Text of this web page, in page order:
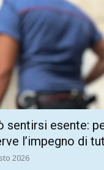
sentirsi esente:
l’impegno di
2026